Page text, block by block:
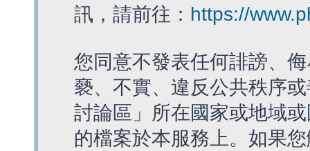
訊，請前往： https://
您同意不發表任何誹謗、
褻、不實、違反公共秩序
討論區」所在國家或地域
的檔案於本服務上。如果